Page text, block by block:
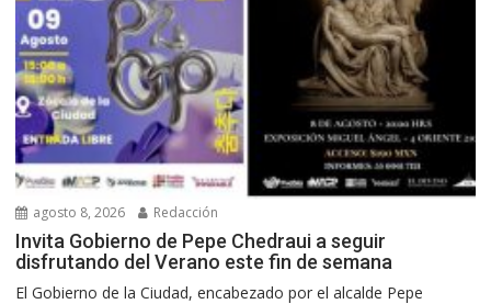
agosto 8, 2026 Redacción
Invita Gobierno de Pepe Chedraui a seguir
disfrutando del Verano este fin de semana
El Gobierno de la Ciudad, encabezado por el alcalde Pepe